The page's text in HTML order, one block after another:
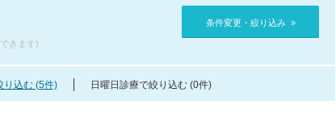
きます)
条件変更・絞り込み »
り込む (5件) 日曜日診療で絞り込む (0件)